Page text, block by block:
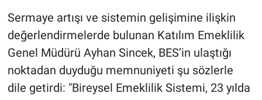
Sermaye artışı ve sistemin gelişimine ilişkin
değerlendirmelerde bulunan Katılım Emeklilik
Genel Müdürü Ayhan Sincek, BES’in ulaştığı
noktadan duyduğu memnuniyeti şu sözlerle
dile getirdi: "Bireysel Emeklilik Sistemi, 23 yılda